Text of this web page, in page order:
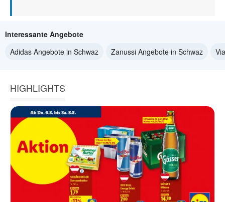
Interessante Angebote
Adidas Angebote in Schwaz
Zanussi Angebote in Schwaz
HIGHLIGHTS